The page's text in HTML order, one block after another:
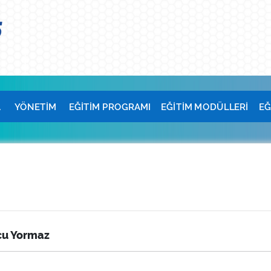
YÖNETİM EĞİTİM PROGRAMI EĞİTİM MODÜLLERİ
Yormaz